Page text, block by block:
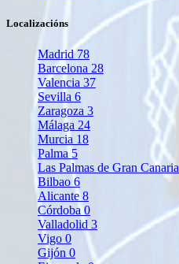
Localizacións
Madrid78
Barcelona 28
Valencia 37
Sevilla 6
Zaragoza 3
Málaga 24
Murcia 18
Palma 5
Las Palmas de Gran Canaria
Bilbao 6
Alicante 8
Córdoba 0
Valladolid 3
Vigo 0
Gijón 0